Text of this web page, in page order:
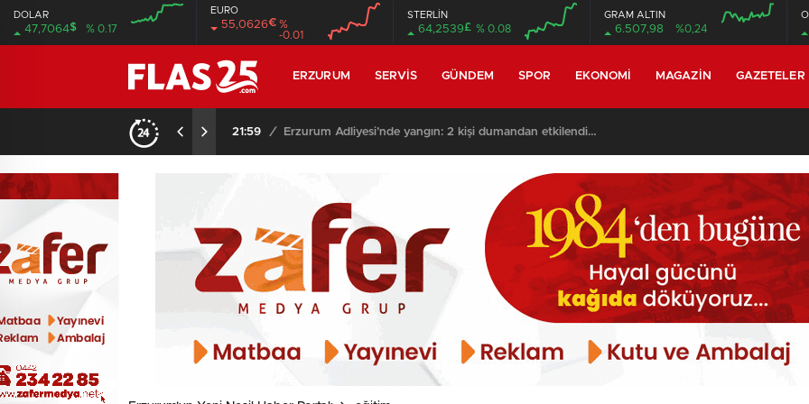
DOLAR
47,7064$ % 0.17
EURO
55,0626€ %
-0.01
STERLİN
64,2539£ % 0.08
GRAM ALTIN
6.507,98 %0,24
ERZURUM SERVIS GÜNDEM SPOR EKONOMI MAGAZIN GAZETELER
21:59 / Erzurum Adliyesi’nde yangın: 2 kişi dumandan etkilendi…